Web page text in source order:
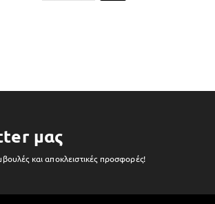
μας
και αποκλειστικές προσφορές!